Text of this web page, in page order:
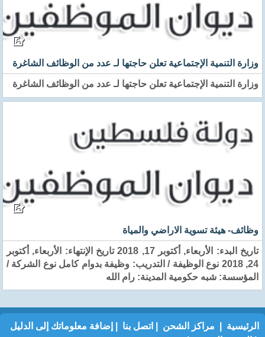
وزارة التنمية الإجتماعية تعلن حاجتها لـ عدد من الوظائف الشاغرة
وزارة التنمية الإجتماعية تعلن حاجتها لـ عدد من الوظائف الشاغرة
وظائف- هيئة تسوية الاراضي والمياة
تاريخ البدء: الأربعاء, أكتوبر 17, 2018 تاريخ الإنتهاء: الأربعاء, أكتوبر
24, 2018 نوع الوظيفة / التدريب: وظيفة بدوام كامل نوع الشركة /
المؤسسة: شبه حكومية المدينة: رام الله
الرئيسية مراكز الشحن اتصل بنا
إضافة معلوماتك إلى الدليل